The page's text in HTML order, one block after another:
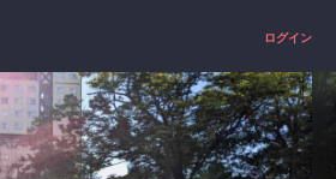
ログイン